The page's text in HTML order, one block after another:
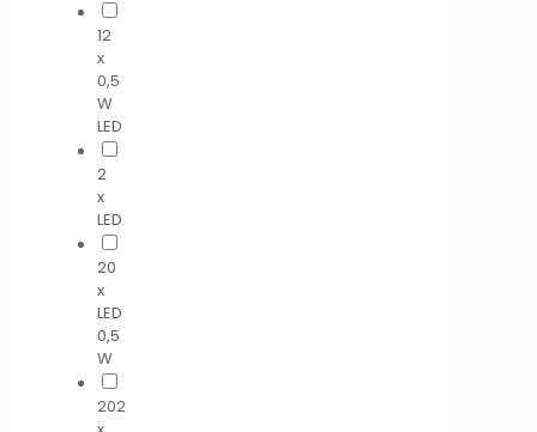
12
x
0,5
W
LED
2
x
LED
20
x
LED
0,5
W
202